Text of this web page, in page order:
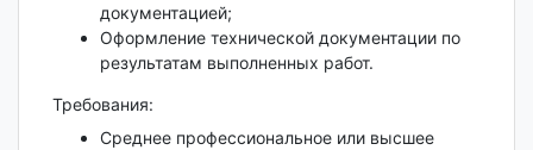
документацией;
Оформление технической документации по
результатам выполненных работ.
Требования:
Среднее профессиональное или высшее